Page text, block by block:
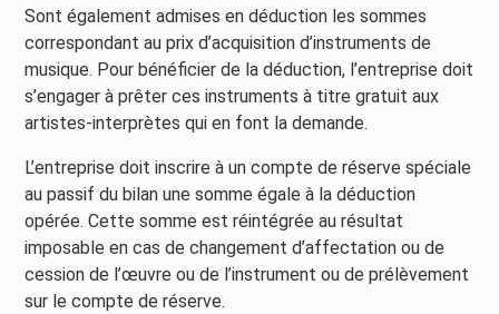
Sont également admises en déduction les sommes
correspondant au prix d’acquisition d’instruments de
musique. Pour bénéficier de la déduction, l’entreprise doit
s’engager à prêter ces instruments à titre gratuit aux
artistes-interprètes qui en font la demande.
L’entreprise doit inscrire à un compte de réserve spéciale
au passif du bilan une somme égale à la déduction
opérée. Cette somme est réintégrée au résultat
imposable en cas de changement d’affectation ou de
cession de l’œuvre ou de l’instrument ou de prélèvement
sur le compte de réserve.